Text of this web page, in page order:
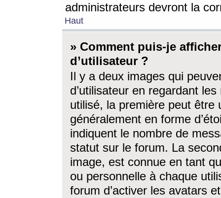
administrateurs devront la
Haut
» Comment puis-je
d’utilisateur ?
Il y a deux images qui
d’utilisateur en regardant
utilisé, la première peut être
généralement en forme
indiquent le nombre de
statut sur le forum. La
image, est connue en tant
ou personnelle à chaque
forum d’activer les avatars